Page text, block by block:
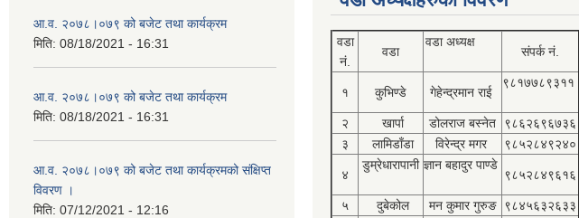
आ.व. २०७८।०७९ को बजेट तथा कार्यक्रम
मिति: 08/18/2021 - 16:31
आ.व. २०७८।०७९ को बजेट तथा कार्यक्रम
मिति: 08/18/2021 - 16:31
आ.व. २०७८।०७९ को बजेट तथा कार्यक्रमको संक्षिप्त
विवरण ।
मिति: 07/12/2021 - 12:16
वडा
नं.
वडा
वडा अध्यक्ष
संपर्क नं.
१ कुभिण्डे गेहेन्द्रमान राई
९८१७७८९३११
२ खार्पा डोलराज बस्नेत
९८६२६९६७३६
३
लामिडाँडा विरेन्द्र मगर ९८५२८४९२४०
४
डुम्रेधारापानी ज्ञान बहादुर पाण्डे
९८५२८४९६१६
५ दुबेकोल मन कुमार गुरुङ ९८४५६३२६३३